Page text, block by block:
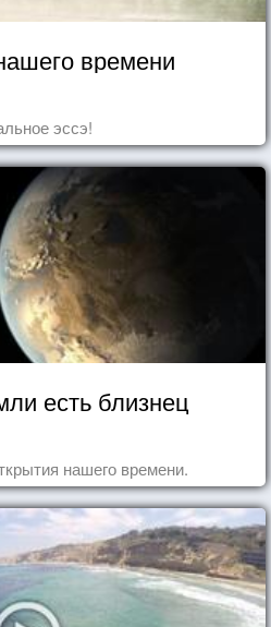
времени
эссэ!
есть близнец
нашего времени.